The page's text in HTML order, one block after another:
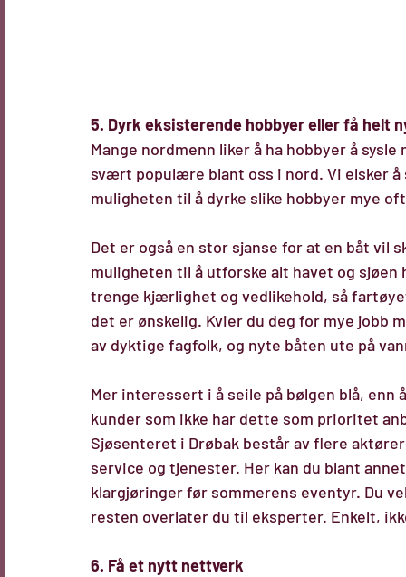
5. Dyrk eksisterende hobbyer eller få helt
Mange nordmenn liker å ha hobbyer å
svært populære blant oss i nord. Vi elsker
muligheten til å dyrke slike hobbyer mye
Det er også en stor sjanse for at en båt vil
muligheten til å utforske alt havet og sjøen
trenge kjærlighet og vedlikehold, så
det er ønskelig. Kvier du deg for mye jobb
av dyktige fagfolk, og nyte båten ute på
Mer interessert i å seile på bølgen blå, enn
kunder som ikke har dette som prioritet
Sjøsenteret i Drøbak består av flere
service og tjenester. Her kan du blant
klargjøringer før sommerens eventyr. Du
resten overlater du til eksperter. Enkelt,
6. Få et nytt nettverk